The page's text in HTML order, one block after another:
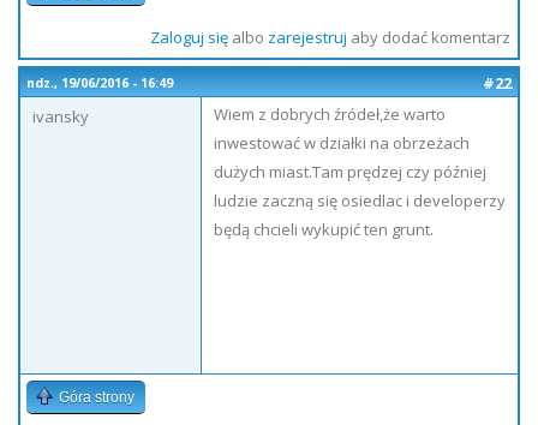
Zaloguj sięalbo zarejestruj aby dodać komentarz
ndz., 19/06/2016 - 16:49
#22
ivansky
Wiem z dobrych źródeł,że warto
inwestować w działki na obrzeżach
dużych miast.Tam prędzej czy później
ludzie zaczną się osiedlac i developerzy
będą chcieli wykupić ten grunt.
Góra strony